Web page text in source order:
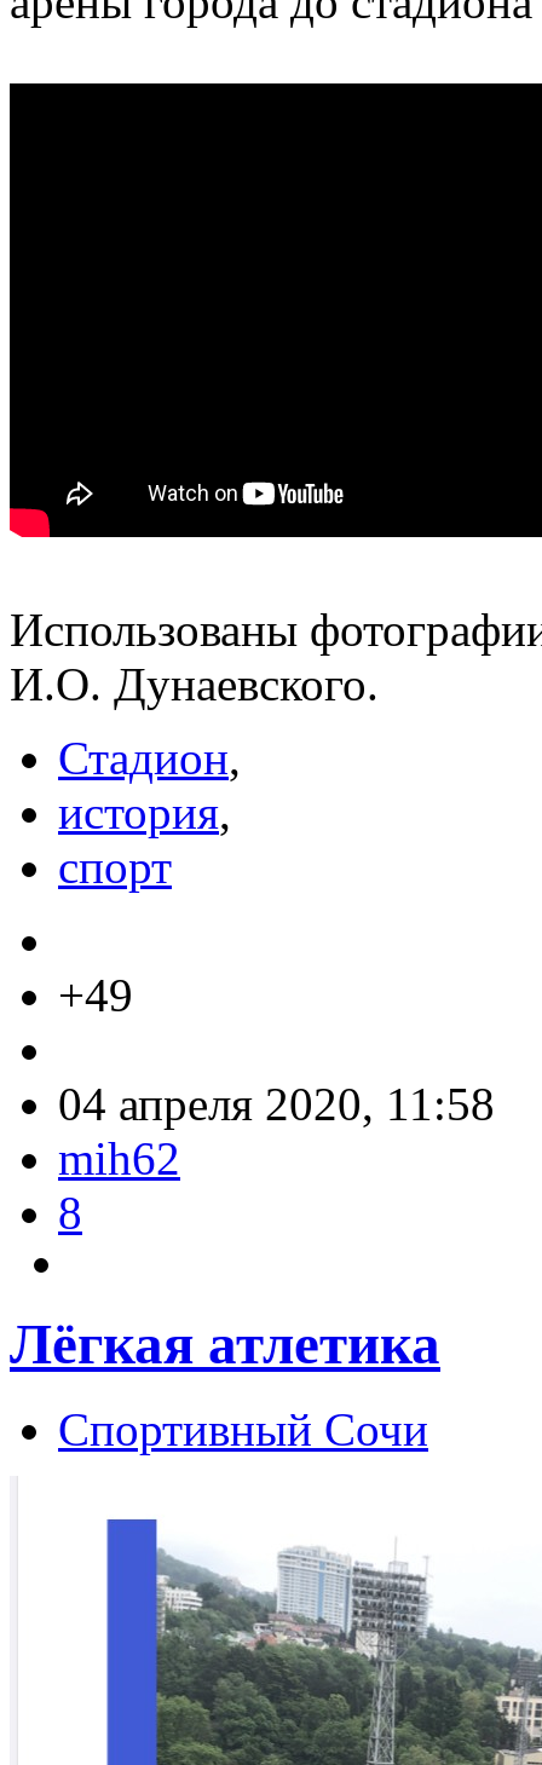
Использованы
И.О. Дунаевского.
Стадион,
история,
спорт
+49
04 апреля 2020, 11:58
mih62
8
Лёгкая атлетика
Спортивный Сочи